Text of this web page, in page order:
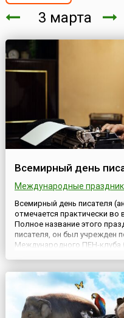
3 марта
Всемирный день
Международные
Всемирный день писателя
отмечается практически во
Полное название этого
писателя, он был учрежден
Международного ПЕН-клуба